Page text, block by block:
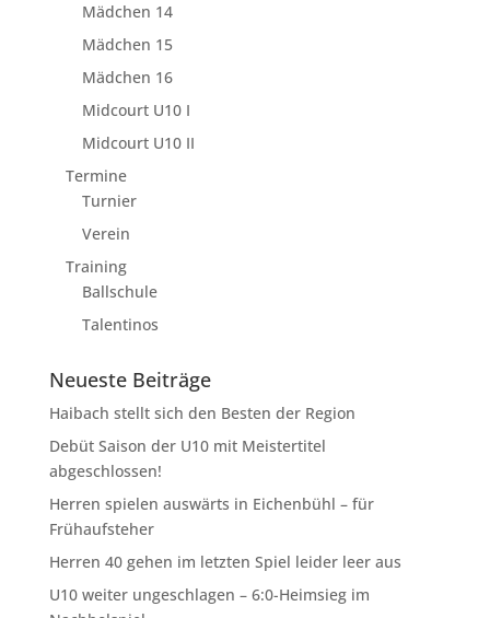
Mädchen 14
Mädchen 15
Mädchen 16
Midcourt U10 I
Midcourt U10 II
Termine
Turnier
Verein
Training
Ballschule
Talentinos
Neueste Beiträge
Haibach stellt sich den Besten der Region
Debüt Saison der U10 mit Meistertitel
abgeschlossen!
Herren spielen auswärts in Eichenbühl – für
Frühaufsteher
Herren 40 gehen im letzten Spiel leider leer aus
U10 weiter ungeschlagen – 6:0-Heimsieg im